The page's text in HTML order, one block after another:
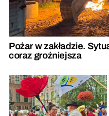
Pożar w zakładzie.
coraz groźniejsza